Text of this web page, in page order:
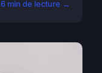
6 min de lecture →